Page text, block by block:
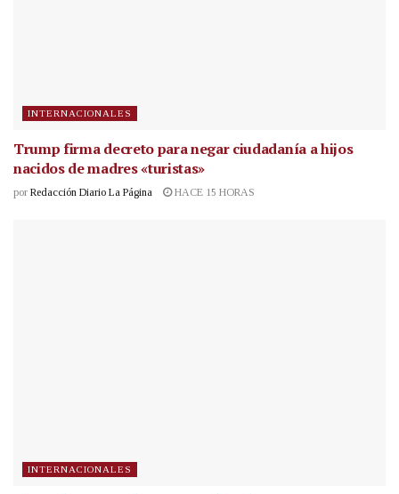
INTERNACIONALES
Trump firma decreto para negar ciudadanía a hijos
nacidos de madres «turistas»
por Redacción Diario La Página HACE 15 HORAS
INTERNACIONALES